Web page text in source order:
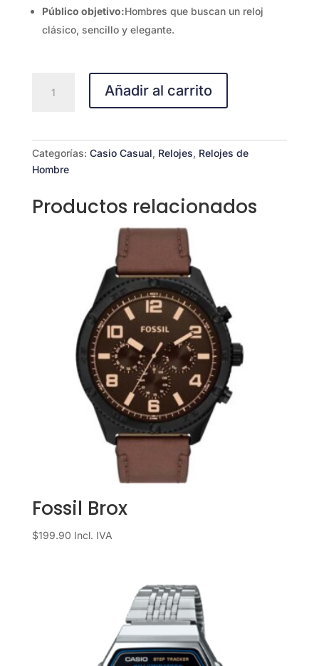
Público objetivo:Hombres que buscan un reloj
clásico, sencillo y elegante.
MTP-
Añadir al carrito
Categorías: Casio Casual, Relojes, Relojes de
Hombre
Productos relacionados
Fossil Brox
$199.90 Incl. IVA